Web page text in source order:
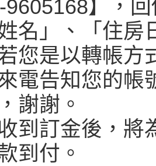
9605168】，
名」、「住房
您是以轉帳方
電告知您的帳
謝謝。
到訂金後，將
到付。